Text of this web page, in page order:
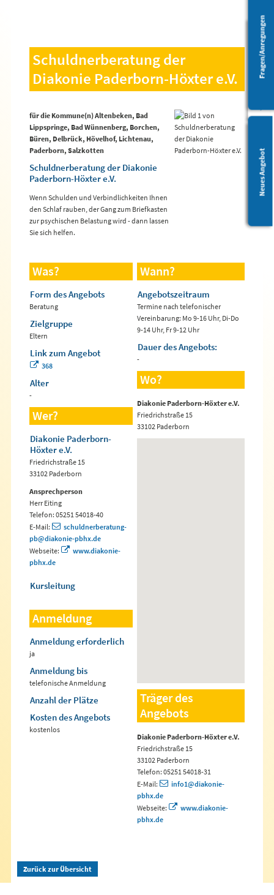
Leichte Sprache
Barrierefreiheit
Neues Angebot
Fragen/Anregungen
Schuldnerberatung der
Diakonie Paderborn-Höxter e.V.
für die Kommune(n) Altenbeken, Bad
Lippspringe, Bad Wünnenberg, Borchen,
Büren, Delbrück, Hövelhof, Lichtenau,
Paderborn, Salzkotten
Schuldnerberatung der Diakonie
Paderborn-Höxter e.V.
Wenn Schulden und Verbindlichkeiten Ihnen
den Schlaf rauben, der Gang zum Briefkasten
zur psychischen Belastung wird - dann lassen
Sie sich helfen.
Was?
Form des Angebots
Beratung
Zielgruppe
Eltern
Link zum Angebot
368
Alter
-
Wer?
Diakonie Paderborn-
Höxter e.V.
Friedrichstraße 15
33102 Paderborn
Ansprechperson
Herr Eiting
Telefon: 05251 54018-40
E-Mail:
schuldnerberatung-
pb@diakonie-pbhx.de
Webseite:
www.diakonie-
pbhx.de
Kursleitung
Anmeldung
Anmeldung erforderlich
ja
Anmeldung bis
telefonische Anmeldung
Anzahl der Plätze
Kosten des Angebots
kostenlos
Wann?
Angebotszeitraum
Termine nach telefonischer
Vereinbarung: Mo 9-16 Uhr, Di-Do
9-14 Uhr, Fr 9-12 Uhr
Dauer des Angebots:
-
Wo?
Diakonie Paderborn-Höxter e.V.
Friedrichstraße 15
33102 Paderborn
Träger des
Angebots
Diakonie Paderborn-Höxter e.V.
Friedrichstraße 15
33102 Paderborn
Telefon: 05251 54018-31
E-Mail:
info1@diakonie-
pbhx.de
Webseite:
www.diakonie-
pbhx.de
Zurück zur Übersicht